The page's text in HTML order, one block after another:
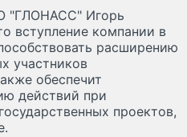
"ГЛОНАСС" Игорь
вступление компании в
расширению
участников
обеспечит
действий при
проектов,